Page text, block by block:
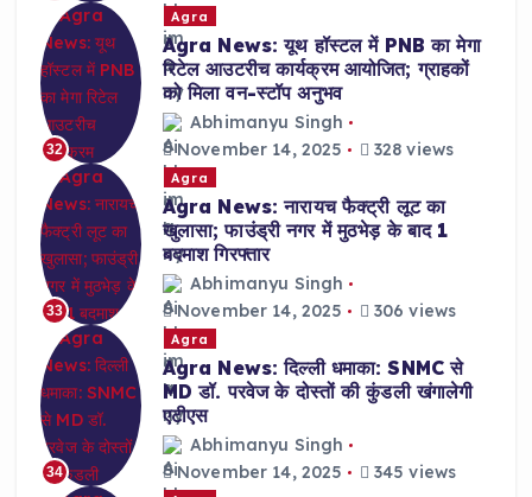
32
Agra
Agra News: यूथ हॉस्टल में PNB का मेगा
रिटेल आउटरीच कार्यक्रम आयोजित; ग्राहकों
को मिला वन-स्टॉप अनुभव
Abhimanyu Singh
November 14, 2025
328 views
33
Agra
Agra News: नारायच फैक्ट्री लूट का
खुलासा; फाउंड्री नगर में मुठभेड़ के बाद 1
बदमाश गिरफ्तार
Abhimanyu Singh
November 14, 2025
306 views
34
Agra
Agra News: दिल्ली धमाका: SNMC से
MD डॉ. परवेज के दोस्तों की कुंडली खंगालेगी
एटीएस
Abhimanyu Singh
November 14, 2025
345 views